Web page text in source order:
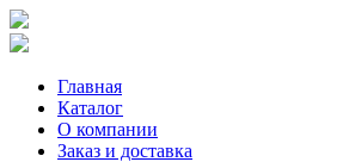
Главная
Каталог
О компании
Заказ и доставка